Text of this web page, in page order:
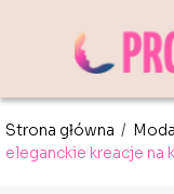
Strona główna / Moda
eleganckie kreacje na